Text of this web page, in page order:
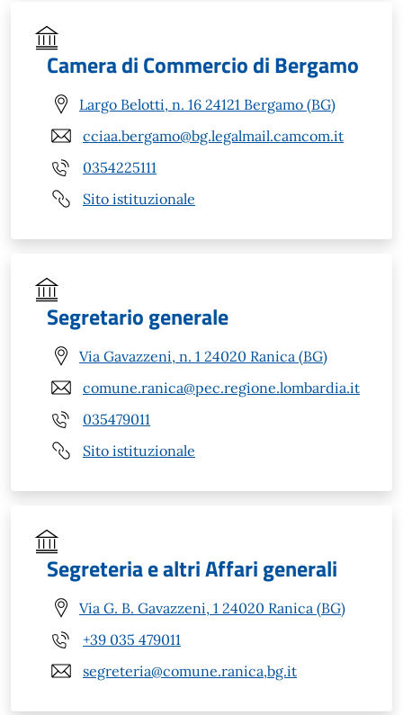
Camera di Commercio di Bergamo
Largo Belotti, n. 16 24121 Bergamo (BG)
cciaa.bergamo@bg.legalmail.camcom.it
0354225111
Sito istituzionale
Segretario generale
Via Gavazzeni, n. 1 24020 Ranica (BG)
comune.ranica@pec.regione.lombardia.it
035479011
Sito istituzionale
Segreteria e altri Affari generali
Via G. B. Gavazzeni, 1 24020 Ranica (BG)
+39 035 479011
segreteria@comune.ranica,bg.it